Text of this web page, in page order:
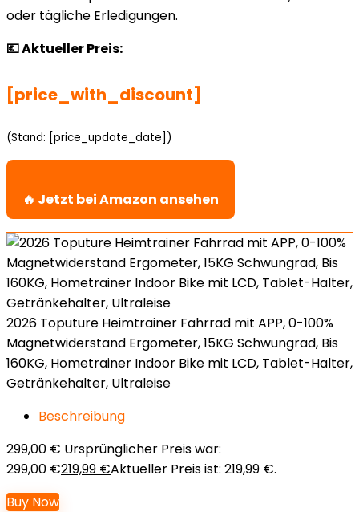
oder tägliche Erledigungen.
💶 Aktueller Preis:
[price_with_discount]
(Stand: [price_update_date])
🔥 Jetzt bei Amazon ansehen
2026 Toputure Heimtrainer Fahrrad mit APP, 0-100%
Magnetwiderstand Ergometer, 15KG Schwungrad, Bis
160KG, Hometrainer Indoor Bike mit LCD, Tablet-Halter,
Getränkehalter, Ultraleise
Beschreibung
299,00€ Ursprünglicher Preis war:
299,00 €219,99 €Aktueller Preis ist: 219,99 €.
Buy Now